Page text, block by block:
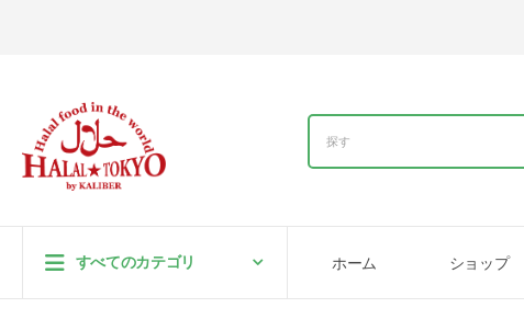
すべてのカテゴリ ホーム ショップ